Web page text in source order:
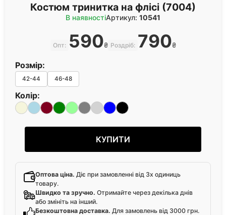
Костюм тринитка на флісі (7004)
В наявностіАртикул: 10541
Опт: 590₴ Роздріб: 790₴
Розмір:
42-44 46-48
Колір:
КУПИТИ
Оптова ціна. Діє при замовленні від 3х одиниць
товару.
Швидко та зручно. Отримайте через декілька днів
або змініть на інший.
Безкоштовна доставка. Для замовлень від 3000 грн.